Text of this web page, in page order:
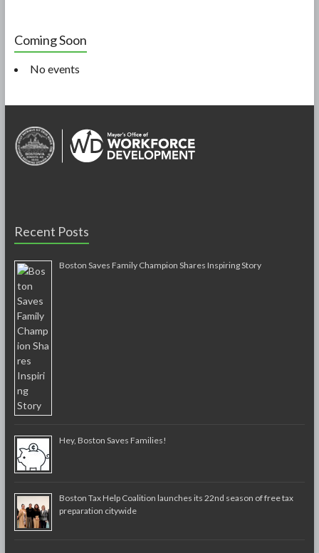
Coming Soon
No events
Recent Posts
Boston Saves Family Champion Shares Inspiring Story
Hey, Boston Saves Families!
Boston Tax Help Coalition launches its 22nd season of free tax
preparation citywide